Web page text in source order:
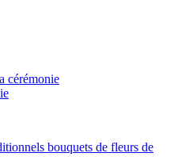
cérémonie
bouquets de fleurs de